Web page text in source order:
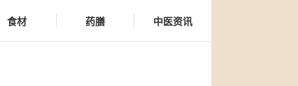
食材 药膳 中医资讯